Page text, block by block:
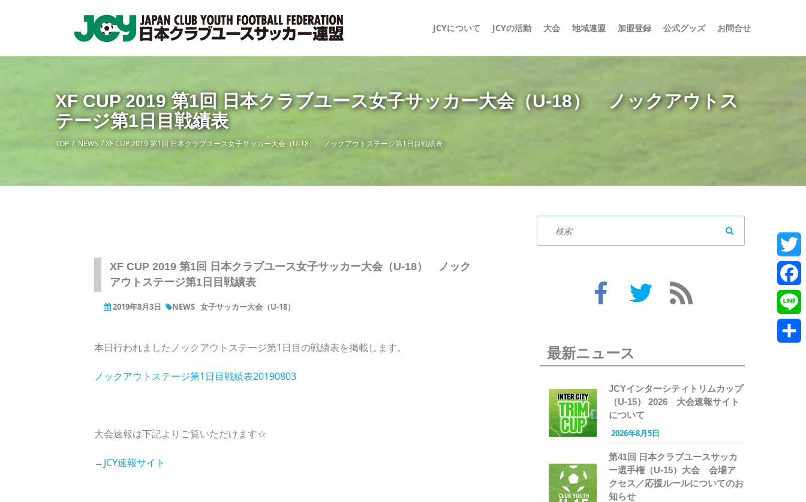
JCYについて JCYの活動 大会 地域連盟 加盟登録 公式グッズ お問合せ
XF CUP 2019 第1回 日本クラブユース女子サッカー大会（U-18） ノックアウトス
テージ第1日目戦績表
TOP NEWS XF CUP 2019 第1回 日本クラブユース女子サッカー大会（U-18） ノックアウトステージ第1日目戦績表
XF CUP 2019 第1回 日本クラブユース女子サッカー大会（U-18） ノック
アウトステージ第1日目戦績表
2019年8月3日 NEWS 女子サッカー大会（U-18）
本日行われましたノックアウトステージ第1日目の戦績表を掲載します。
ノックアウトステージ第1日目戦績表20190803
大会速報は下記よりご覧いただけます☆
→JCY速報サイト
最新ニュース
JCYインターシティトリムカップ
（U-15） 2026 大会速報サイト
について
2026年8月5日
第41回 日本クラブユースサッカ
ー選手権（U-15）大会 会場ア
クセス／応援ルールについてのお
知らせ
Line